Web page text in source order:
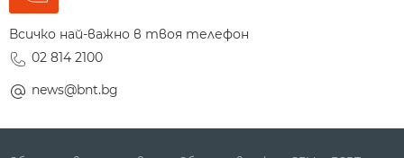
Всичко най-важно в твоя телефон
02 814 2100
news@bnt.bg